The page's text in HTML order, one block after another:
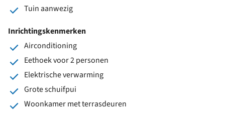
Tuin aanwezig
Inrichtingskenmerken
Airconditioning
Eethoek voor 2 personen
Elektrische verwarming
Grote schuifpui
Woonkamer met terrasdeuren